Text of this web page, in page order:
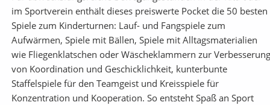
im Sportverein enthält dieses preiswerte Pocket die 50 besten
Spiele zum Kinderturnen: Lauf- und Fangspiele zum
Aufwärmen, Spiele mit Bällen, Spiele mit Alltagsmaterialien
wie Fliegenklatschen oder Wäscheklammern zur Verbesserung
von Koordination und Geschicklichkeit, kunterbunte
Staffelspiele für den Teamgeist und Kreisspiele für
Konzentration und Kooperation. So entsteht Spaß an Sport